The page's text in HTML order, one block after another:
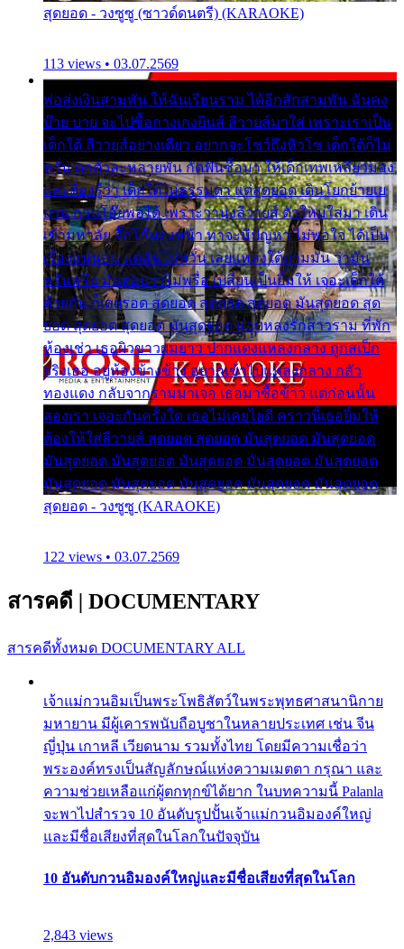
สุดยอด - วงซูซู (ซาวด์ดนตรี) (KARAOKE)
113 views • 03.07.2569
พ่อส่งเงินสามพัน ให้ฉันเรียนราม ได้อีกสักสามพัน ฉันคง
บ๊าย บาย จะไปซื้อกางเกงยีนส์ ลีวายส์มาใส่ เพราะเราเป็น
เด็กใต้ ลีวายส์อย่างเดียว อยากจะโชว์ถึงหิวโซ เด็กใต้ก็ไม่
หวั่น ตกตัวละหลายพัน กัดฟันซื้อมา ให้เด็กเทพเหลียวมอง
และต้องรู้ว่า เด็กใต้ไม่ธรรมดา แต่สุดยอด เดินโยกย้ายเย
ยวน กวนโอ๊ยพอได้ เพราะว่านุ่งลีวายส์ ตัวใหม่ใส่มา เดิน
เข้ามหาลัย จิ๊กโก๊มองหน้า ท่าจะมีปัญหา ไม่พอใจ ได้เป็น
เรื่องแน่นอน แต่ฉันไม่หวั่น เลยแหลงใต้ถามมัน ว่ามัน
พรั่นพรือ มันตอบว่าไม่พรื่อ เปลี่ยนเป็นยิ้มให้ เจอะเด็กใต้
ด้วยกัน ก็เลยรอด สุดยอด สุดยอด สุดยอด มันสุดยอด สุด
ยอด สุดยอด สุดยอด มันสุดยอด แอบหลงรักสาวราม ที่พัก
ห้องเช่า เธอผิวขาวผมยาว ปากแดงแหลงกลาง ถูกสเป็ก
จริงเธอ อยู่ห้องข้างข้าง อยากเข้าไปแหลงกลาง กลัว
ทองแดง กลับจากรามมาเจอ เธอมาซื้อข้าว แต่ก่อนนั้น
สองเรา เจอะกันครั้งใด เธอไม่เคยไยดี คราวนี้เธอยิ้มให้
ต้องให้ใส่ลีวายส์ สุดยอด สุดยอด มันสุดยอด มันสุดยอด
มันสุดยอด มันสุดยอด มันสุดยอด มันสุดยอด มันสุดยอด
มันสุดยอด มันสุดยอด มันสุดยอด มันสุดยอด มันสุดยอด
สุดยอด - วงซูซู (KARAOKE)
122 views • 03.07.2569
สารคดี | DOCUMENTARY
สารคดีทั้งหมด DOCUMENTARY ALL
เจ้าแม่กวนอิมเป็นพระโพธิสัตว์ในพระพุทธศาสนานิกาย
มหายาน มีผู้เคารพนับถือบูชาในหลายประเทศ เช่น จีน
ญี่ปุ่น เกาหลี เวียดนาม รวมทั้งไทย โดยมีความเชื่อว่า
พระองค์ทรงเป็นสัญลักษณ์แห่งความเมตตา กรุณา และ
ความช่วยเหลือแก่ผู้ตกทุกข์ได้ยาก ในบทความนี้ Palanla
จะพาไปสำรวจ 10 อันดับรูปปั้นเจ้าแม่กวนอิมองค์ใหญ่
และมีชื่อเสียงที่สุดในโลกในปัจจุบัน
10 อันดับกวนอิมองค์ใหญ่และมีชื่อเสียงที่สุดในโลก
2,843 views